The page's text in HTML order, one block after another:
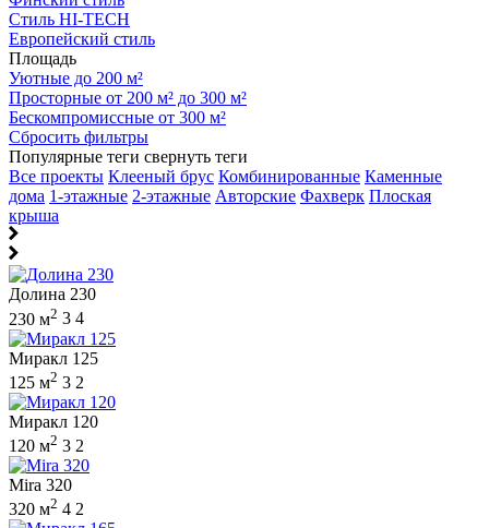
Стиль HI-TECH
Европейский стиль
Площадь
Уютные до 200 м²
Просторные от 200 м² до 300 м²
Бескомпромиссные от 300 м²
Сбросить фильтры
Популярные теги свернуть теги
Все проекты Клееный брус Комбинированные Каменные
дома 1-этажные 2-этажные Авторские Фахверк Плоская
крыша
Долина 230
230 м2 3 4
Миракл 125
125 м2 3 2
Миракл 120
120 м2 3 2
Mira 320
320 м2 4 2